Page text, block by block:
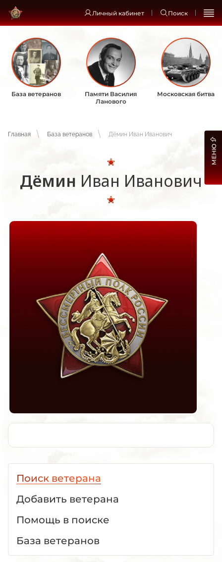
Личный кабинет Поиск
База ветеранов
Памяти Василия
Ланового
Московская битва
Главная База ветеранов Дёмин Иван Иванович
Дёмин Иван Иванович
Поиск ветерана
Добавить ветерана
Помощь в поиске
База ветеранов
МЕНЮ